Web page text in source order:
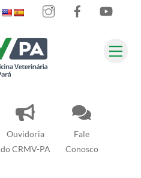
Ouvidoria
do CRMV-PA
Fale
Conosco
InstagramFacebook